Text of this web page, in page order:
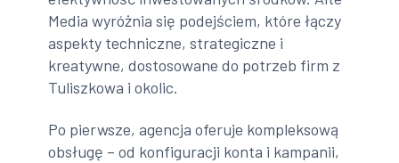
Media wyróżnia się podejściem, które łączy
aspekty techniczne, strategiczne i
kreatywne, dostosowane do potrzeb firm z
Tuliszkowa i okolic.
Po pierwsze, agencja oferuje kompleksową
obsługę – od konfiguracji konta i kampanii,